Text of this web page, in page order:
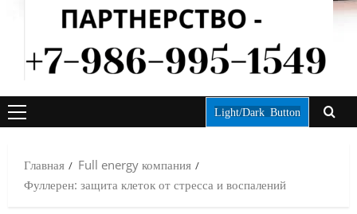
ОСНОВНОЕ
Light/Dark Button
Главная
Full energy компания
Фуллерен: защита клеток от стресса и воспалений